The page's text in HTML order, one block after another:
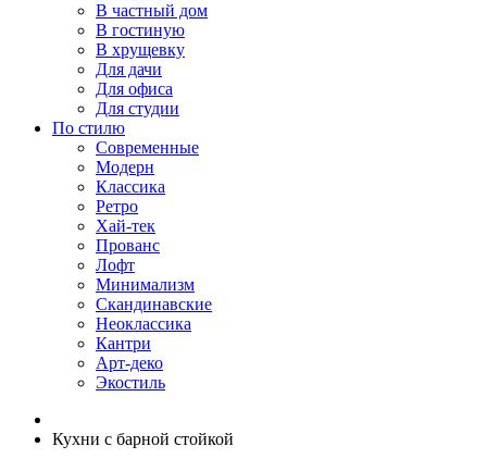
В частный дом
В гостиную
В хрущевку
Для дачи
Для офиса
Для студии
По стилю
Современные
Модерн
Классика
Ретро
Хай-тек
Прованс
Лофт
Минимализм
Скандинавские
Неоклассика
Кантри
Арт-деко
Экостиль
Кухни с барной стойкой